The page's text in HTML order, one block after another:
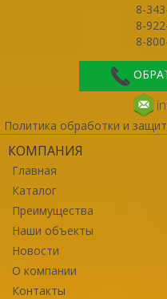
8-
8-
8-
Политика обработки и
КОМПАНИЯ
Главная
Каталог
Преимущества
Наши объекты
Новости
О компании
Контакты